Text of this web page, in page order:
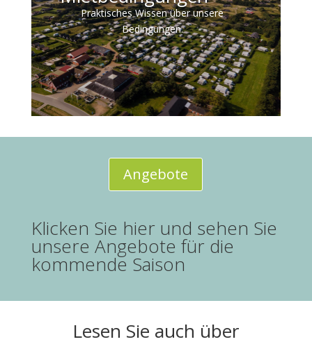
Praktisches Wissen über unsere
Bedingungen.
Angebote
Klicken Sie hier und sehen Sie
unsere Angebote für die
kommende Saison
Lesen Sie auch über